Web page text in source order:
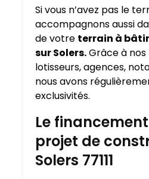
Si vous n’avez pas le
accompagnons aussi
de votre terrain à
sur Solers.Grâce à nos
lotisseurs, agences,
nous avons
exclusivités.
Le
projet de
Solers 77111